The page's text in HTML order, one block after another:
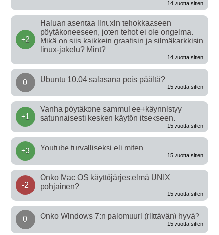
14 vuotta sitten
+2
Haluan asentaa linuxin tehokkaaseen
pöytäkoneeseen, joten tehot ei ole ongelma.
Mikä on siis kaikkein graafisin ja silmäkarkkisin
linux-jakelu? Mint?
14 vuotta sitten
0 Ubuntu 10.04 salasana pois päältä?
15 vuotta sitten
+1
Vanha pöytäkone sammuilee+käynnistyy
satunnaisesti kesken käytön itsekseen.
15 vuotta sitten
+3 Youtube turvalliseksi eli miten...
15 vuotta sitten
-2
Onko Mac OS käyttöjärjestelmä UNIX
pohjainen?
15 vuotta sitten
0 Onko Windows 7:n palomuuri (riittävän) hyvä?
15 vuotta sitten